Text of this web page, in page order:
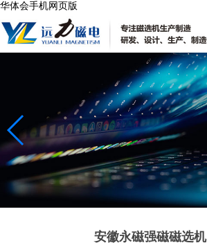
华体会手机网页版
安徽永磁强磁磁选机